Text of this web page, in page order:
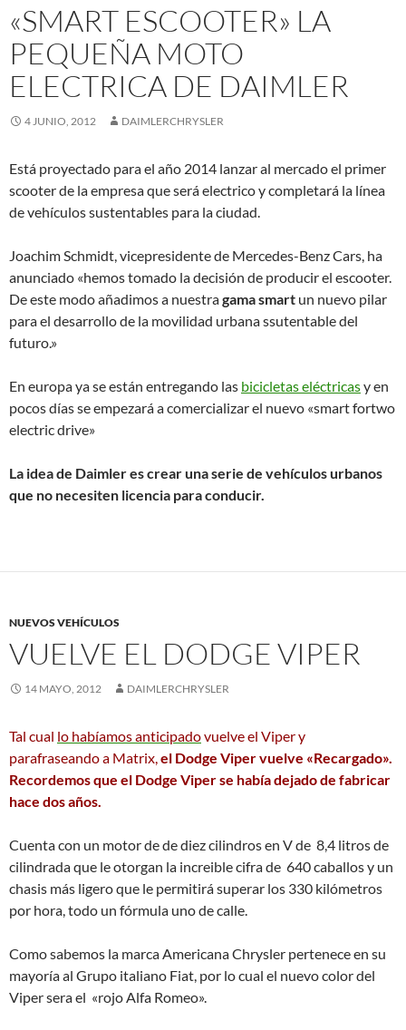
«SMART ESCOOTER» LA
PEQUEÑA MOTO
ELECTRICA DE DAIMLER
4 JUNIO, 2012 DAIMLERCHRYSLER
Está proyectado para el año 2014 lanzar al mercado el primer
scooter de la empresa que será electrico y completará la línea
de vehículos sustentables para la ciudad.
Joachim Schmidt, vicepresidente de Mercedes-Benz Cars, ha
anunciado «hemos tomado la decisión de producir el escooter.
De este modo añadimos a nuestragama smart un nuevo pilar
para el desarrollo de la movilidad urbana ssutentable del
futuro.»
En europa ya se están entregando las bicicletas eléctricasy en
pocos días se empezará a comercializar el nuevo «smart fortwo
electric drive»
La idea de Daimler es crear una serie de vehículos urbanos
que no necesiten licencia para conducir.
NUEVOS VEHÍCULOS
VUELVE EL DODGE VIPER
14 MAYO, 2012 DAIMLERCHRYSLER
Tal cual lo habíamos anticipadovuelve el Viper y
parafraseando a Matrix,el Dodge Viper vuelve «Recargado».
Recordemos que el Dodge Viper se había dejado de fabricar
hace dos años.
Cuenta con un motor de de diez cilindros en V de 8,4 litros de
cilindrada que le otorgan la increible cifra de 640 caballos y un
chasis más ligero que le permitirá superar los 330 kilómetros
por hora, todo un fórmula uno de calle.
Como sabemos la marca Americana Chrysler pertenece en su
mayoría al Grupo italiano Fiat, por lo cual el nuevo color del
Viper sera el «rojo Alfa Romeo».